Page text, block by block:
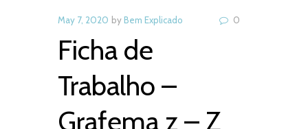
May 7, 2020 byBem Explicado 0
Ficha de
Trabalho –
Grafema z – Z